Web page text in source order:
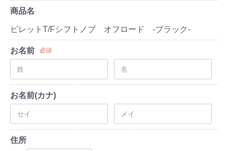
商品名
ビレットT/Fシフトノブ オフロード -ブラック-
お名前 必須
お名前(カナ)
住所